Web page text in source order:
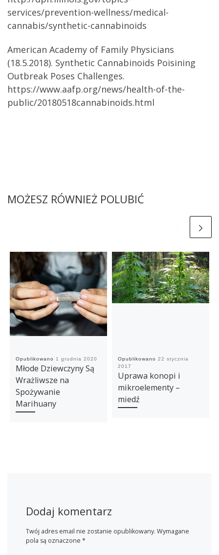
services/prevention-wellness/medical-
cannabis/synthetic-cannabinoids
American Academy of Family Physicians
(18.5.2018). Synthetic Cannabinoids Poisining
Outbreak Poses Challenges.
https://www.aafp.org/news/health-of-the-
public/20180518cannabinoids.html
MOŻESZ RÓWNIEŻ POLUBIĆ
Opublikowano 1 grudnia 2020
Młode Dziewczyny Są
Wrażliwsze na
Spożywanie
Marihuany
Opublikowano 22 stycznia
2017
Uprawa konopi i
mikroelementy –
miedź
Dodaj komentarz
Twój adres email nie zostanie opublikowany. Wymagane
pola są oznaczone *